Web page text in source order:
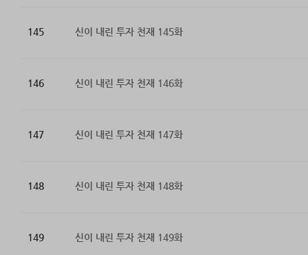
145 신이 내린 투자 천재 145화
146 신이 내린 투자 천재 146화
147 신이 내린 투자 천재 147화
148 신이 내린 투자 천재 148화
149 신이 내린 투자 천재 149화